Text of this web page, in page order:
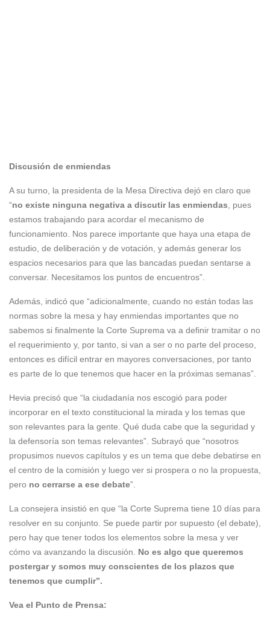
Discusión de enmiendas
A su turno, la presidenta de la Mesa Directiva dejó en claro que
“no existe ninguna negativa a discutir las enmiendas, pues
estamos trabajando para acordar el mecanismo de
funcionamiento. Nos parece importante que haya una etapa de
estudio, de deliberación y de votación, y además generar los
espacios necesarios para que las bancadas puedan sentarse a
conversar. Necesitamos los puntos de encuentros”.
Además, indicó que “adicionalmente, cuando no están todas las
normas sobre la mesa y hay enmiendas importantes que no
sabemos si finalmente la Corte Suprema va a definir tramitar o no
el requerimiento y, por tanto, si van a ser o no parte del proceso,
entonces es difícil entrar en mayores conversaciones, por tanto
es parte de lo que tenemos que hacer en la próximas semanas”.
Hevia precisó que “la ciudadanía nos escogió para poder
incorporar en el texto constitucional la mirada y los temas que
son relevantes para la gente. Qué duda cabe que la seguridad y
la defensoría son temas relevantes”. Subrayó que “nosotros
propusimos nuevos capítulos y es un tema que debe debatirse en
el centro de la comisión y luego ver si prospera o no la propuesta,
pero no cerrarse a ese debate”.
La consejera insistió en que “la Corte Suprema tiene 10 días para
resolver en su conjunto. Se puede partir por supuesto (el debate),
pero hay que tener todos los elementos sobre la mesa y ver
cómo va avanzando la discusión. No es algo que queremos
postergar y somos muy conscientes de los plazos que
tenemos que cumplir”.
Vea el Punto de Prensa: